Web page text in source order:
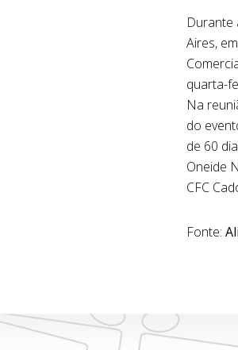
Durante
Aires,
quarta-
Na
do
de 60
Oneide
CFC
Fonte: